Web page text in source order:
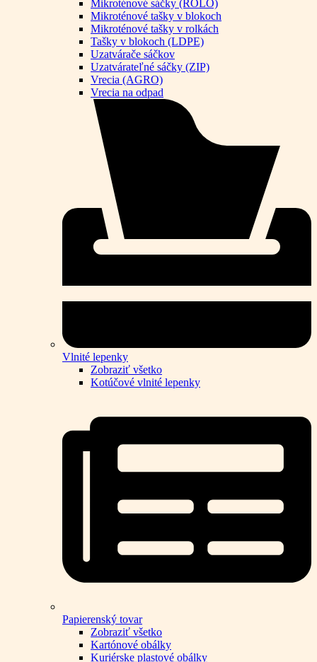
Mikroténové sáčky (ROLO)
Mikroténové tašky v blokoch
Mikroténové tašky v rolkách
Tašky v blokoch (LDPE)
Uzatvárače sáčkov
Uzatvárateľné sáčky (ZIP)
Vrecia (AGRO)
Vrecia na odpad
Vlnité lepenky
Zobraziť všetko
Kotúčové vlnité lepenky
Papierenský tovar
Zobraziť všetko
Kartónové obálky
Kuriérske plastové obálky